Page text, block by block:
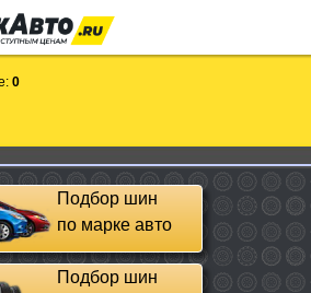
0
Подбор шин
по марке авто
Подбор шин